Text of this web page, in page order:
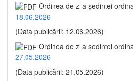
Ordinea de zi a şedinţei
18.06.2026
(Data publicării: 12.06.2026)
Ordinea de zi a şedinţei
27.05.2026
(Data publicării: 21.05.2026)